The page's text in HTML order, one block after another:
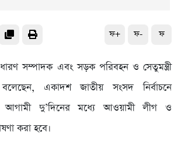
ফ+ ফ- ফ
সম্পাদক এবং সড়ক পরিবহন ও সেতুমন্ত্রী
একাদশ জাতীয় সংসদ নির্বাচনে
আগামী দু’দিনের মধ্যে আওয়ামী লীগ ও
করা হবে।